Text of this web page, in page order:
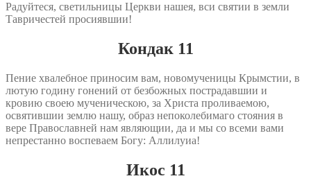
Радуйтеся, светильницы Церкви нашея, вси святии в земли
Тавричестей просиявшии!
Кондак 11
Пение хвалебное приносим вам, новомученицы Крымстии, в
лютую годину гонений от безбожных пострадавшии и
кровию своею мученическою, за Христа проливаемою,
освятившии землю нашу, образ непоколебимаго стояния в
вере Православней нам являющии, да и мы со всеми вами
непрестанно воспеваем Богу: Аллилуиа!
Икос 11